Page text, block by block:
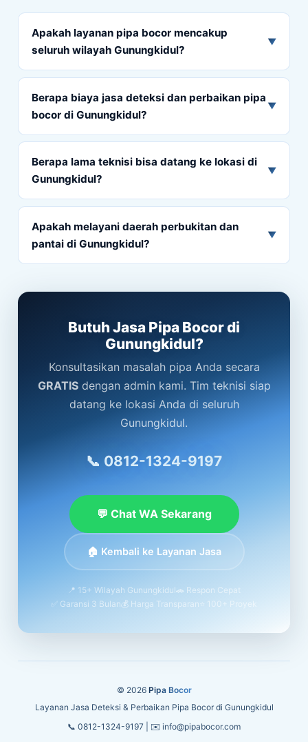
Apakah layanan pipa bocor mencakup
seluruh wilayah Gunungkidul?
▼
Berapa biaya jasa deteksi dan perbaikan pipa
bocor di Gunungkidul?
▼
Berapa lama teknisi bisa datang ke lokasi di
Gunungkidul?
▼
Apakah melayani daerah perbukitan dan
pantai di Gunungkidul?
▼
Butuh Jasa Pipa Bocor di
Gunungkidul?
Konsultasikan masalah pipa Anda secara
GRATISdengan admin kami. Tim teknisi siap
datang ke lokasi Anda di seluruh
Gunungkidul.
📞 0812-1324-9197
💬 Chat WA Sekarang
🏠 Kembali ke Layanan Jasa
📍 15+ Wilayah Gunungkidul🚗 Respon Cepat
✅ Garansi 3 Bulan💰 Harga Transparan⭐ 100+ Proyek
© 2026 Pipa Bocor
Layanan Jasa Deteksi & Perbaikan Pipa Bocor di Gunungkidul
📞 0812-1324-9197 | ✉️ info@pipabocor.com